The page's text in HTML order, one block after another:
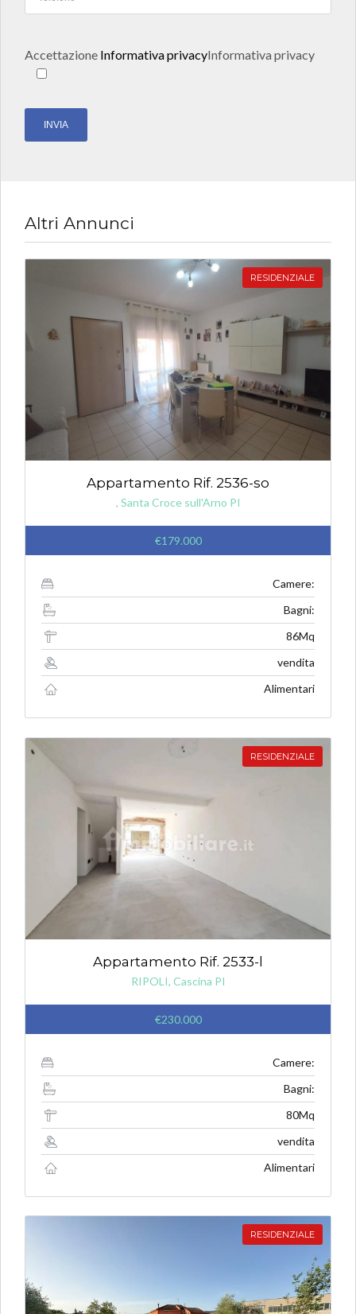
Accettazione Informativa privacyInformativa privacy
Altri Annunci
RESIDENZIALE
Appartamento Rif. 2536-so
, Santa Croce sull'Arno PI
€179.000
Camere:
Bagni:
86Mq
vendita
Alimentari
RESIDENZIALE
Appartamento Rif. 2533-l
RIPOLI, Cascina PI
€230.000
Camere:
Bagni:
80Mq
vendita
Alimentari
RESIDENZIALE